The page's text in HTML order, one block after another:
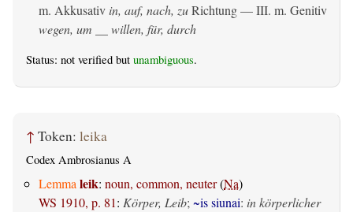
m. Akkusativ in, auf, nach, zuRichtung — III. m. Genitiv
wegen, um __ willen, für, durch
Status: not verified but unambiguous.
↑ Token: leika
Codex Ambrosianus A
Lemma leik: noun, common, neuter(Na)
WS 1910, p. 81: Körper, Leib; ~is siunai: in körperlicher